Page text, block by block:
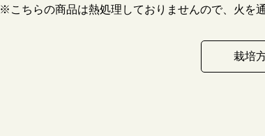
※こちらの商品は熱処理しておりませんので、火を
栽培